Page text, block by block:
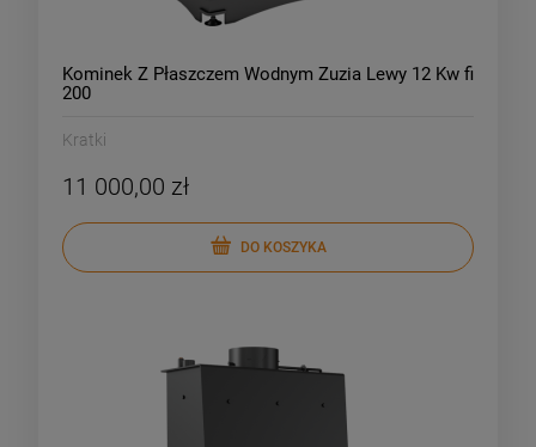
Kominek Z Płaszczem Wodnym Zuzia Lewy 12 Kw fi
200
Kratki
11 000,00 zł
DO KOSZYKA